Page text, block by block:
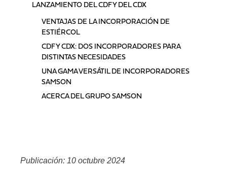
Publicación: 10 octubre 2024
LANZAMIENTO DEL CDF Y DEL CDX
VENTAJAS DE LA INCORPORACIÓN DE
ESTIÉRCOL
CDF Y CDX: DOS INCORPORADORES PARA
DISTINTAS NECESIDADES
UNA GAMA VERSÁTIL DE INCORPORADORES
SAMSON
ACERCA DEL GRUPO SAMSON